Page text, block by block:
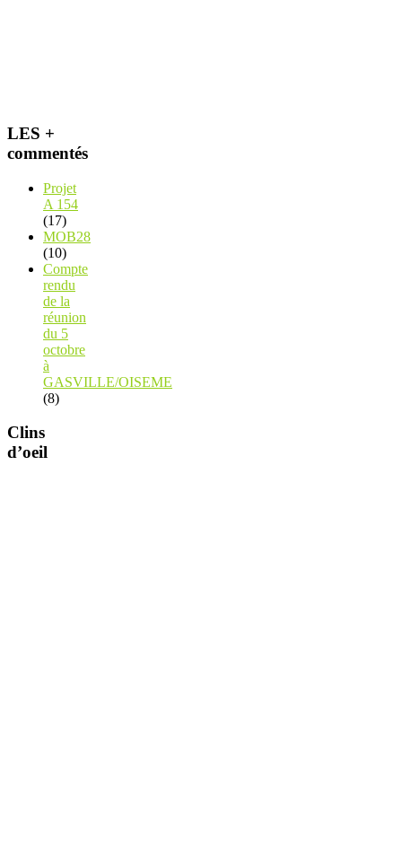
LES +
commentés
Projet
A 154
(17)
MOB28
(10)
Compte
rendu
de la
réunion
du 5
octobre
à
GASVILLE/OISEME
(8)
Clins
d’oeil